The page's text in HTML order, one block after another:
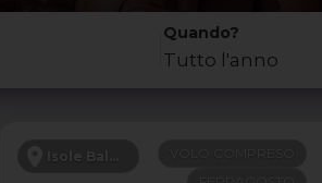
Quando?
Tutto l'anno
Isole Baleari